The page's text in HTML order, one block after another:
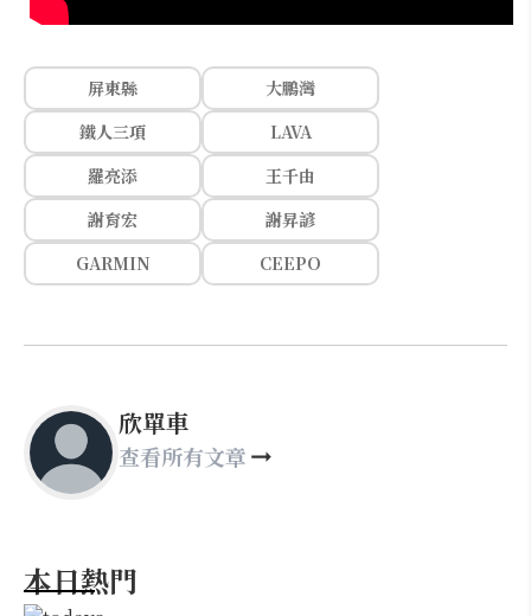
屏東縣
大鵬灣
鐵人三項
LAVA
羅亮添
王千由
謝育宏
謝昇諺
GARMIN
CEEPO
欣單車
查看所有文章
本日熱門